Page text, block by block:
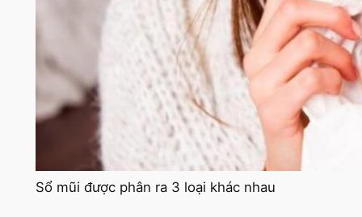
Sổ mũi được phân ra 3 loại khác nhau